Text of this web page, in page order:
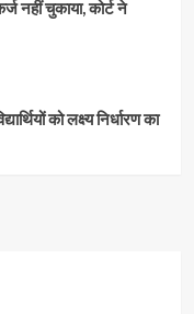
नहीं चुकाया, कोर्ट ने
को लक्ष्य निर्धारण का